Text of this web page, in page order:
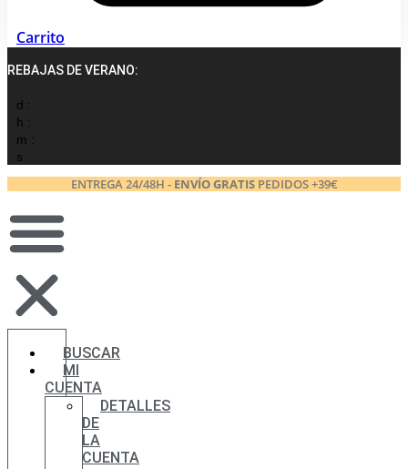
Carrito
REBAJAS DE VERANO:
d :
h :
m :
s
ENTREGA 24/48H - ENVÍO GRATISPEDIDOS +39€
BUSCAR
MI
CUENTA
DETALLES
DE
LA
CUENTA